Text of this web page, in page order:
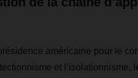
américaine pour le
et l’isolationnisme,